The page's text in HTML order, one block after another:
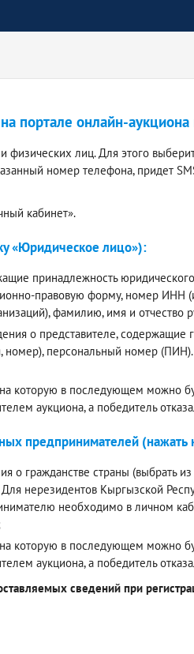
портале онлайн-
физических лиц. Для этого
номер телефона, придет
кабинет».
«Юридическое лицо»):
принадлежность
правовую форму, номер
фамилию, имя и отчество
о представителе,
номер), персональный номер
которую в последующем можно
аукциона, а победитель
предпринимателей (нажать
о гражданстве страны (выбрать
нерезидентов Кыргызской
необходимо в личном
которую в последующем можно
аукциона, а победитель
сведений при